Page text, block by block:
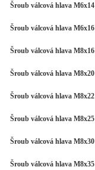
Šroub válcová hlava M6x14
Šroub válcová hlava M6x16
Šroub válcová hlava M8x16
Šroub válcová hlava M8x20
Šroub válcová hlava M8x22
Šroub válcová hlava M8x25
Šroub válcová hlava M8x30
Šroub válcová hlava M8x35